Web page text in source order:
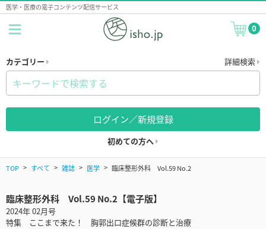
医学・医療の電子コンテンツ配信サービス
0
カテゴリー 詳細検索
ログイン／新規登録
初めての方へ
TOP すべて 雑誌 医学 臨床整形外科 Vol.59 No.2
臨床整形外科 Vol.59 No.2【電子版】
2024年 02月号
特集 ここまで来た！ 胸郭出口症候群の診断と治療